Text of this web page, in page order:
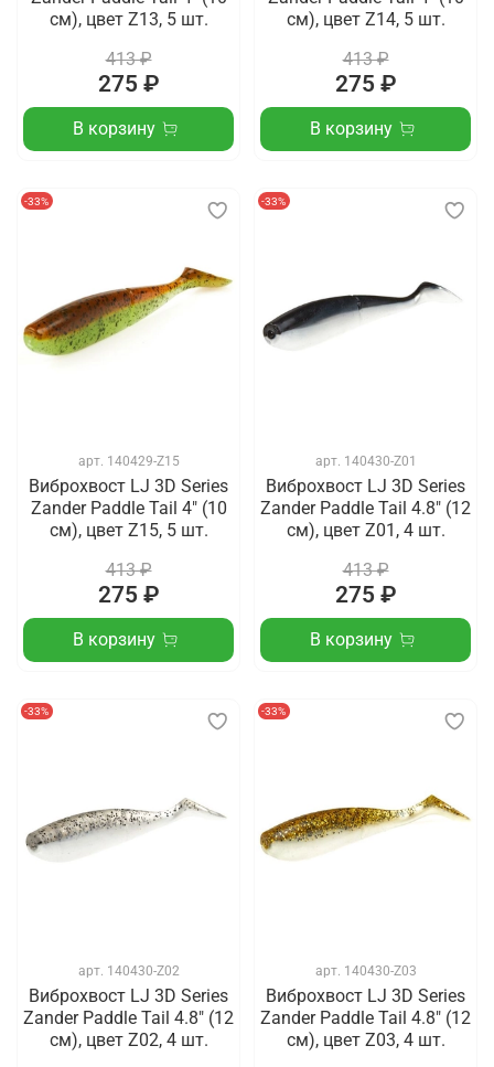
см), цвет Z13, 5 шт.
413 ₽
275 ₽
В корзину
см), цвет Z14, 5 шт.
413 ₽
275 ₽
В корзину
-33%
арт. 140429-Z15
Виброхвост LJ 3D Series
Zander Paddle Tail 4" (10
см), цвет Z15, 5 шт.
413 ₽
275 ₽
В корзину
-33%
арт. 140430-Z01
Виброхвост LJ 3D Series
Zander Paddle Tail 4.8" (12
см), цвет Z01, 4 шт.
413 ₽
275 ₽
В корзину
-33%
арт. 140430-Z02
Виброхвост LJ 3D Series
Zander Paddle Tail 4.8" (12
см), цвет Z02, 4 шт.
-33%
арт. 140430-Z03
Виброхвост LJ 3D Series
Zander Paddle Tail 4.8" (12
см), цвет Z03, 4 шт.